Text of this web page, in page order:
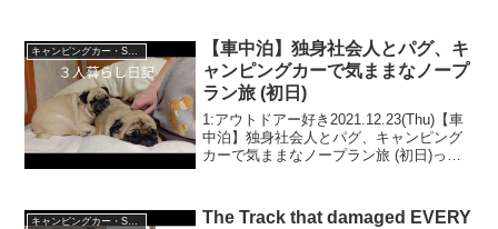
キャンピングカー・SUV人気車種
【車中泊】独身社会人とパグ、キ
ャンピングカーで気ままなノープ
ラン旅 (初日)
1:アウトドアー好き2021.12.23(Thu)【車
中泊】独身社会人とパグ、キャンピング
カーで気ままなノープラン旅 (初日)って
動画は注目です！3:...
The Track that damaged EVERY